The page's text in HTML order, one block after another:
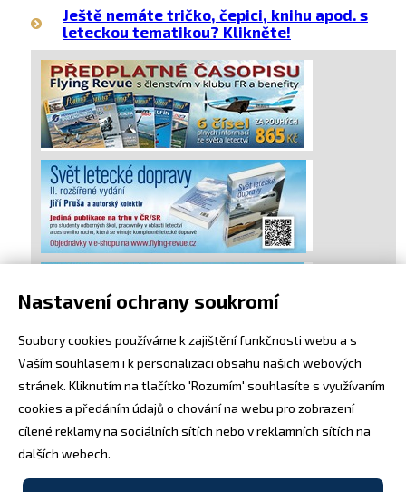
Ještě nemáte tričko, čepici, knihu apod. s
leteckou tematikou? Klikněte!
Nastavení ochrany soukromí
Soubory cookies používáme k zajištění funkčnosti webu a s
Vaším souhlasem i k personalizaci obsahu našich webových
stránek. Kliknutím na tlačítko 'Rozumím' souhlasíte s využívaním
cookies a předáním údajů o chování na webu pro zobrazení
cílené reklamy na sociálních sítích nebo v reklamních sítích na
dalších webech.